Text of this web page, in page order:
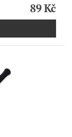
89 Kč